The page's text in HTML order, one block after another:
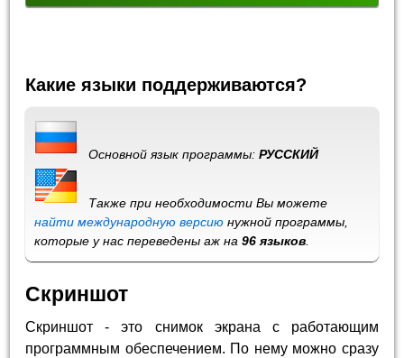
Какие языки поддерживаются?
Основной язык программы:РУССКИЙ
Также при необходимости Вы можете
найти международную версию нужной программы,
которые у нас переведены аж на96 языков
Скриншот
Скриншот - это снимок экрана с работающим
программным обеспечением. По нему можно сразу